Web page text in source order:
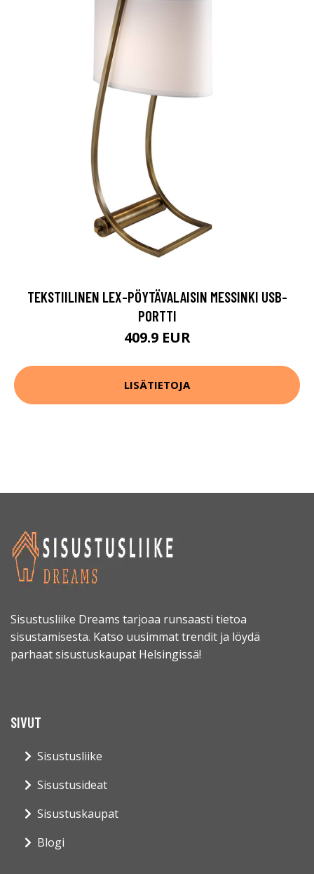
TEKSTIILINEN LEX-PÖYTÄVALAISIN MESSINKI USB-
PORTTI
409.9 EUR
LISÄTIETOJA
Sisustusliike Dreams tarjoaa runsaasti tietoa
sisustamisesta. Katso uusimmat trendit ja löydä
parhaat sisustuskaupat Helsingissä!
SIVUT
Sisustusliike
Sisustusideat
Sisustuskaupat
Blogi